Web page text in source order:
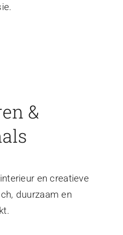
&
en creatieve
duurzaam en